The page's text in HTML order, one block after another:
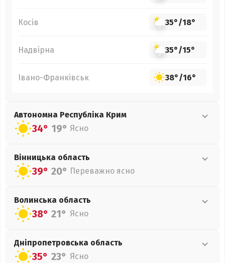
Косів 35°/18°
Надвірна 35°/15°
Івано-Франківськ 38°/16°
Автономна Республіка Крим
34° 19° Ясно
Вінницька область
39° 20° Переважно ясно
Волинська область
38° 21° Ясно
Дніпропетровська область
35° 23° Ясно